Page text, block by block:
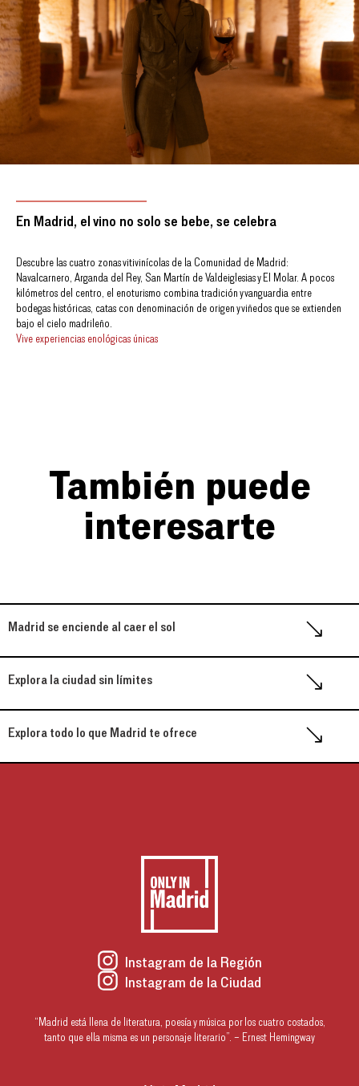
En Madrid, el vino no solo se bebe, se celebra
Descubre las cuatro zonas vitivinícolas de la Comunidad de Madrid:
Navalcarnero, Arganda del Rey, San Martín de Valdeiglesias y El Molar. A pocos
kilómetros del centro, el enoturismo combina tradición y vanguardia entre
bodegas históricas, catas con denominación de origen y viñedos que se extienden
bajo el cielo madrileño.
Vive experiencias enológicas únicas
También puede
interesarte
Madrid se enciende al caer el sol
Explora la ciudad sin límites
Explora todo lo que Madrid te ofrece
Instagram de la Región
Instagram de la Ciudad
“Madrid está llena de literatura, poesía y música por los cuatro costados,
tanto que ella misma es un personaje literario”. – Ernest Hemingway